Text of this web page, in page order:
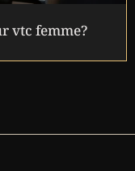
vtc femme?